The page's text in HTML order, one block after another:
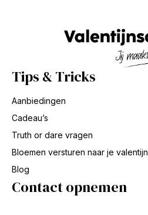
Tips & Tricks
Aanbiedingen
Cadeau’s
Truth or dare vragen
Bloemen versturen naar je valentijn
Blog
Contact opnemen